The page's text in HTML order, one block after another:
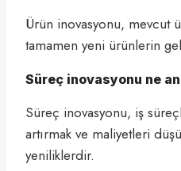
Ürün inovasyonu, mevcut
tamamen yeni ürünlerin
Süreç inovasyonu ne
Süreç inovasyonu, iş
artırmak ve maliyetleri
yeniliklerdir.